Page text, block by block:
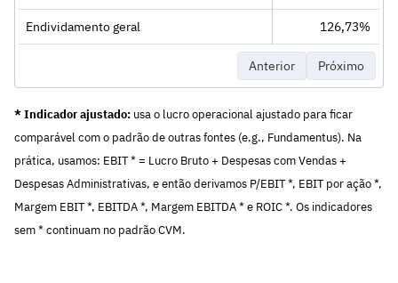
Endividamento geral 126,73%
Anterior Próximo
* Indicador ajustado: usa o lucro operacional ajustado para ficar
comparável com o padrão de outras fontes (e.g., Fundamentus). Na
prática, usamos: EBIT * = Lucro Bruto + Despesas com Vendas +
Despesas Administrativas, e então derivamos P/EBIT *, EBIT por ação *,
Margem EBIT *, EBITDA *, Margem EBITDA * e ROIC *. Os indicadores
sem * continuam no padrão CVM.